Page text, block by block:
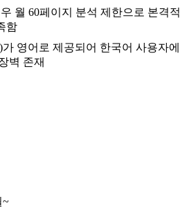
월 60페이지 분석 제한으로 본격적
함
영어로 제공되어 한국어 사용자에
벽 존재
~